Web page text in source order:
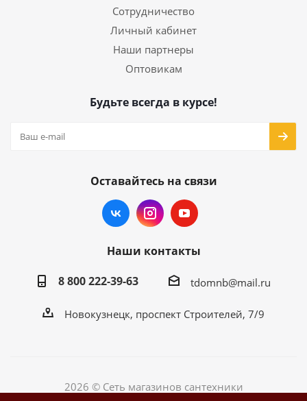
Сотрудничество
Личный кабинет
Наши партнеры
Оптовикам
Будьте всегда в курсе!
Оставайтесь на связи
Наши контакты
8 800 222-39-63
tdomnb@mail.ru
Новокузнецк, проспект Строителей, 7/9
2026 © Сеть магазинов сантехники